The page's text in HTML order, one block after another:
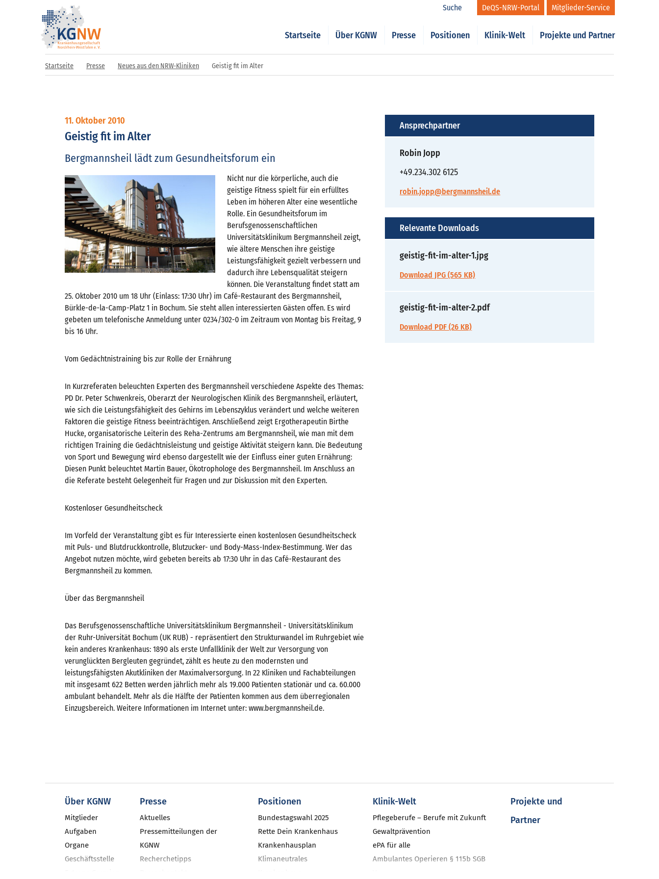
Suche DeQS-NRW-Portal Mitglieder-Service
Startseite Über KGNW Presse Positionen Klinik-Welt Projekte und Partner
Startseite Presse Neues aus den NRW-Kliniken Geistig fit im Alter
11. Oktober 2010
Geistig fit im Alter
Bergmannsheil lädt zum Gesundheitsforum ein
Nicht nur die körperliche, auch die
geistige Fitness spielt für ein erfülltes
Leben im höheren Alter eine wesentliche
Rolle. Ein Gesundheitsforum im
Berufsgenossenschaftlichen
Universitätsklinikum Bergmannsheil zeigt,
wie ältere Menschen ihre geistige
Leistungsfähigkeit gezielt verbessern und
dadurch ihre Lebensqualität steigern
können. Die Veranstaltung findet statt am
25. Oktober 2010 um 18 Uhr (Einlass: 17:30 Uhr) im Café-Restaurant des Bergmannsheil,
Bürkle-de-la-Camp-Platz 1 in Bochum. Sie steht allen interessierten Gästen offen. Es wird
gebeten um telefonische Anmeldung unter 0234/302-0 im Zeitraum von Montag bis Freitag, 9
bis 16 Uhr.
Vom Gedächtnistraining bis zur Rolle der Ernährung
In Kurzreferaten beleuchten Experten des Bergmannsheil verschiedene Aspekte des Themas:
PD Dr. Peter Schwenkreis, Oberarzt der Neurologischen Klinik des Bergmannsheil, erläutert,
wie sich die Leistungsfähigkeit des Gehirns im Lebenszyklus verändert und welche weiteren
Faktoren die geistige Fitness beeinträchtigen. Anschließend zeigt Ergotherapeutin Birthe
Hucke, organisatorische Leiterin des Reha-Zentrums am Bergmannsheil, wie man mit dem
richtigen Training die Gedächtnisleistung und geistige Aktivität steigern kann. Die Bedeutung
von Sport und Bewegung wird ebenso dargestellt wie der Einfluss einer guten Ernährung:
Diesen Punkt beleuchtet Martin Bauer, Ökotrophologe des Bergmannsheil. Im Anschluss an
die Referate besteht Gelegenheit für Fragen und zur Diskussion mit den Experten.
Kostenloser Gesundheitscheck
Im Vorfeld der Veranstaltung gibt es für Interessierte einen kostenlosen Gesundheitscheck
mit Puls- und Blutdruckkontrolle, Blutzucker- und Body-Mass-Index-Bestimmung. Wer das
Angebot nutzen möchte, wird gebeten bereits ab 17:30 Uhr in das Café-Restaurant des
Bergmannsheil zu kommen.
Über das Bergmannsheil
Das Berufsgenossenschaftliche Universitätsklinikum Bergmannsheil - Universitätsklinikum
der Ruhr-Universität Bochum (UK RUB) - repräsentiert den Strukturwandel im Ruhrgebiet wie
kein anderes Krankenhaus: 1890 als erste Unfallklinik der Welt zur Versorgung von
verunglückten Bergleuten gegründet, zählt es heute zu den modernsten und
leistungsfähigsten Akutkliniken der Maximalversorgung. In 22 Kliniken und Fachabteilungen
mit insgesamt 622 Betten werden jährlich mehr als 19.000 Patienten stationär und ca. 60.000
ambulant behandelt. Mehr als die Hälfte der Patienten kommen aus dem überregionalen
Einzugsbereich. Weitere Informationen im Internet unter: www.bergmannsheil.de.
Ansprechpartner
Robin Jopp
+49.234.302 6125
robin.jopp@bergmannsheil.de
Relevante Downloads
geistig-fit-im-alter-1.jpg
Download JPG (565 KB)
geistig-fit-im-alter-2.pdf
Download PDF (26 KB)
Über KGNW
Mitglieder
Aufgaben
Organe
Geschäftsstelle
Presse
Aktuelles
Pressemitteilungen der
KGNW
Recherchetipps
Positionen
Bundestagswahl 2025
Rette Dein Krankenhaus
Krankenhausplan
Klimaneutrales
Klinik-Welt
Pflegeberufe – Berufe mit Zukunft
Gewaltprävention
ePA für alle
Ambulantes Operieren § 115b SGB
Projekte und
Partner